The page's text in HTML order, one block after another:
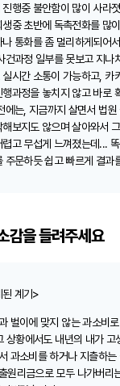
진행중 불안함이 많이 사라
생중 초반에 독촉전화를 많
나 통화를 좀 멀리하게되어
건과정 일부를 못보고 지나
실시간 소통이 가능하고, 카
행과정을 놓치지 않고 바로
에는, 지금까지 살면서 법원
해보지도 않으며 살아와서
렵고 무섭게 느껴졌는데...
주문하듯 쉽고 빠르게 결과
감을 들려주세요
된 계기>
벌이에 맞지 않는 과소비
상황에서도 내년의 내가 고
과소비를 하거나 지츨하
원리금으로 모두 나가버리